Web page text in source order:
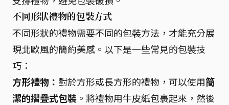
不同形狀禮物的包裝方式
不同形狀的禮物需要不同的包裝方法，才能充分展
現北歐風的簡約美感。以下是一些常見的包裝技
巧：
方形禮物： 對於方形或長方形的禮物，可以使用簡
潔的摺疊式包裝 。將禮物用牛皮紙包裹起來，然後